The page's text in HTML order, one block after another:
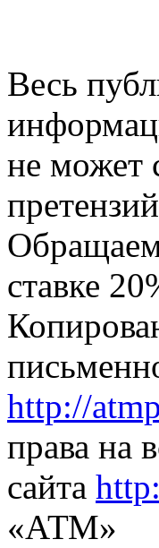
Весь
не может
ставке
http://
права на
сайта
«АТМ»